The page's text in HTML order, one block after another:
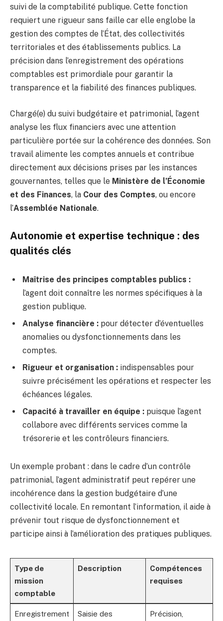
suivi de la comptabilité publique. Cette fonction
requiert une rigueur sans faille car elle englobe la
gestion des comptes de l’État, des collectivités
territoriales et des établissements publics. La
précision dans l’enregistrement des opérations
comptables est primordiale pour garantir la
transparence et la fiabilité des finances publiques.
Chargé(e) du suivi budgétaire et patrimonial, l’agent
analyse les flux financiers avec une attention
particulière portée sur la cohérence des données. Son
travail alimente les comptes annuels et contribue
directement aux décisions prises par les instances
gouvernantes, telles que le Ministère de l’Économie
et des Finances, la Cour des Comptes, ou encore
l’Assemblée Nationale.
Autonomie et expertise technique : des
qualités clés
Maîtrise des principes comptables publics :
l’agent doit connaître les normes spécifiques à la
gestion publique.
Analyse financière : pour détecter d’éventuelles
anomalies ou dysfonctionnements dans les
comptes.
Rigueur et organisation : indispensables pour
suivre précisément les opérations et respecter les
échéances légales.
Capacité à travailler en équipe : puisque l’agent
collabore avec différents services comme la
trésorerie et les contrôleurs financiers.
Un exemple probant : dans le cadre d’un contrôle
patrimonial, l’agent administratif peut repérer une
incohérence dans la gestion budgétaire d’une
collectivité locale. En remontant l’information, il aide à
prévenir tout risque de dysfonctionnement et
participe ainsi à l’amélioration des pratiques publiques.
Type de
mission
comptable
Description
Compétences
requises
Enregistrement
Saisie des
Précision,